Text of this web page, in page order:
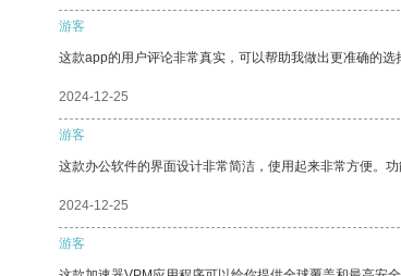
游客
这款app的用户评论非常真实，可以帮助我做出更准确的选
2024-12-25
游客
这款办公软件的界面设计非常简洁，使用起来非常方便。功
2024-12-25
游客